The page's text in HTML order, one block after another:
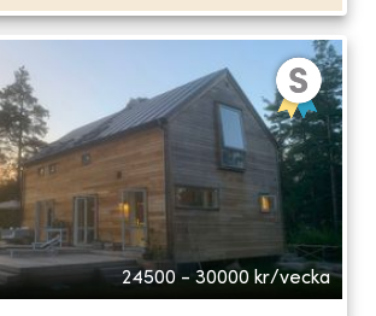
24500 - 30000 kr/vecka